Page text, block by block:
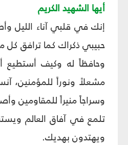
أيها الشهيد الكريم‏
إنك في قلبي آناء الليل
حبيبي ذكراك كما ترافق كل
وحافظاً له وكيف
مشعلاً ونوراً للمؤمنين،
وسراجاً منيراً للمقاومين
تلمع في آفاق العالم
ويهتدون بهديك.